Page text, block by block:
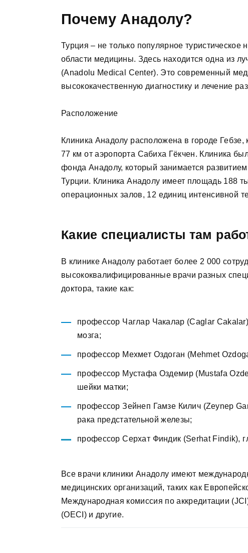
Почему Анадолу?
Турция – не только популярное
области медицины. Здесь находится одна из
(Anadolu Medical Center). Это современный
высококачественную диагностику и лечение
Расположение
Клиника Анадолу расположена в городе
77 км от аэропорта Сабиха Гёкчен. Клиника
фонда Анадолу, который занимается
Турции. Клиника Анадолу имеет площадь 188
операционных залов, 12 единиц интенсивной
Какие специалисты там
В клинике Анадолу работает более 2 000
высококвалифицированные врачи разных
доктора, такие как:
профессор Чаглар Чакалар (Caglar
мозга;
профессор Мехмет Оздоган (Mehmet
профессор Мустафа Оздемир (Mustafa
шейки матки;
профессор Зейнеп Гамзе Килич (Zeynep
рака предстательной железы;
профессор Серхат Финдик (Serhat Findik),
Все врачи клиники Анадолу имеют
медицинских организаций, таких как
Международная комиссия по аккредитации
(OECI) и другие.